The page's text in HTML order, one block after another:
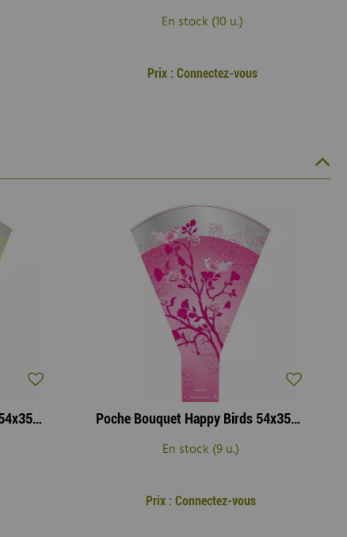
En stock (10 u.)
Prix : Connectez-vous
Poche Bouquet Happy Birds 54x35x10 Jaune ( x 50 ) Poche Bouquet Happy Birds 54x35x10 Rose ( x 50 )
En stock (9 u.)
Prix : Connectez-vous